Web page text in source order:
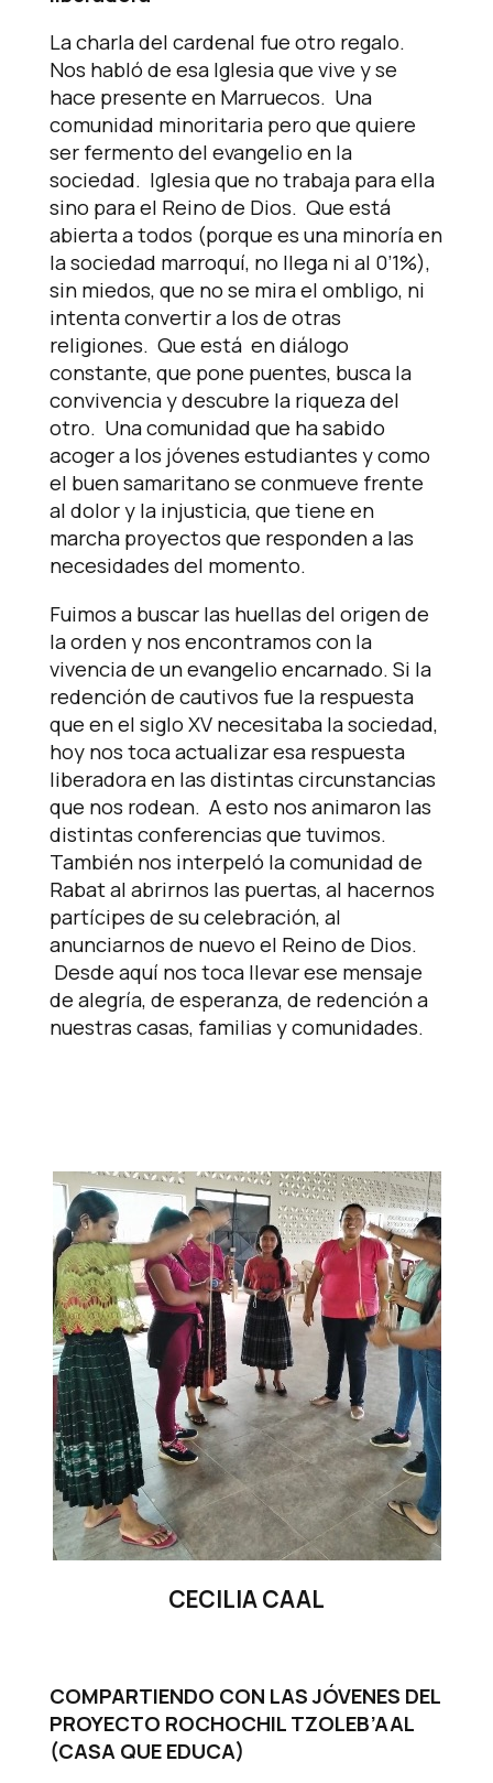
La charla del cardenal fue otro regalo.
Nos habló de esa Iglesia que vive y se
hace presente en Marruecos. Una
comunidad minoritaria pero que quiere
ser fermento del evangelio en la
sociedad. Iglesia que no trabaja para ella
sino para el Reino de Dios. Que está
abierta a todos (porque es una minoría en
la sociedad marroquí, no llega ni al 0’1%),
sin miedos, que no se mira el ombligo, ni
intenta convertir a los de otras
religiones. Que está en diálogo
constante, que pone puentes, busca la
convivencia y descubre la riqueza del
otro. Una comunidad que ha sabido
acoger a los jóvenes estudiantes y como
el buen samaritano se conmueve frente
al dolor y la injusticia, que tiene en
marcha proyectos que responden a las
necesidades del momento.
Fuimos a buscar las huellas del origen de
la orden y nos encontramos con la
vivencia de un evangelio encarnado. Si la
redención de cautivos fue la respuesta
que en el siglo XV necesitaba la sociedad,
hoy nos toca actualizar esa respuesta
liberadora en las distintas circunstancias
que nos rodean. A esto nos animaron las
distintas conferencias que tuvimos.
También nos interpeló la comunidad de
Rabat al abrirnos las puertas, al hacernos
partícipes de su celebración, al
anunciarnos de nuevo el Reino de Dios.
Desde aquí nos toca llevar ese mensaje
de alegría, de esperanza, de redención a
nuestras casas, familias y comunidades.
CECILIA CAAL
COMPARTIENDO CON LAS JÓVENES DEL
PROYECTO ROCHOCHIL TZOLEB’AAL
(CASA QUE EDUCA)